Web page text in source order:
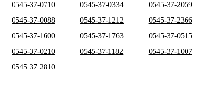
0545-37-0710
0545-37-0334
0545-37-2059
0545-37-0088
0545-37-1212
0545-37-2366
0545-37-1600
0545-37-1763
0545-37-0515
0545-37-0210
0545-37-1182
0545-37-1007
0545-37-2810